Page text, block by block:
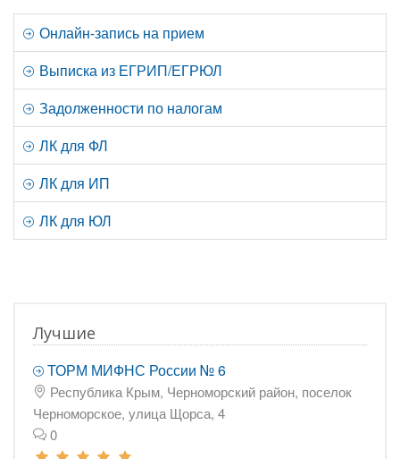
Онлайн-запись на прием
Выписка из ЕГРИП/ЕГРЮЛ
Задолженности по налогам
ЛК для ФЛ
ЛК для ИП
ЛК для ЮЛ
Лучшие
ТОРМ МИФНС России № 6
Республика Крым, Черноморский район, поселок
Черноморское, улица Щорса, 4
0